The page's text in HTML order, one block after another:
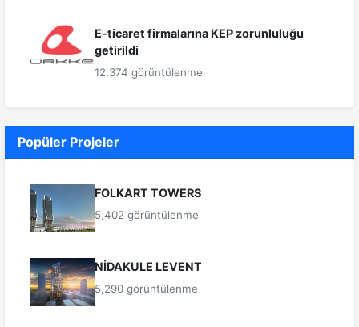
E-ticaret firmalarına KEP zorunluluğu
getirildi
12,374 görüntülenme
Popüler Projeler
FOLKART TOWERS
5,402 görüntülenme
NİDAKULE LEVENT
5,290 görüntülenme